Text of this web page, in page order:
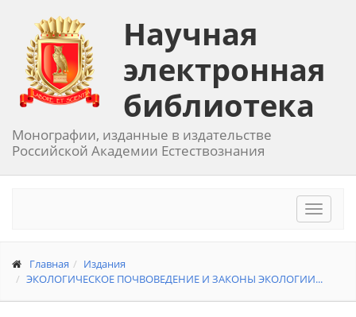
Научная
электронная
библиотека
Монографии, изданные в издательстве
Российской Академии Естествознания
Toggle
Главная
Издания
ЭКОЛОГИЧЕСКОЕ ПОЧВОВЕДЕНИЕ И ЗАКОНЫ ЭКОЛОГИИ...